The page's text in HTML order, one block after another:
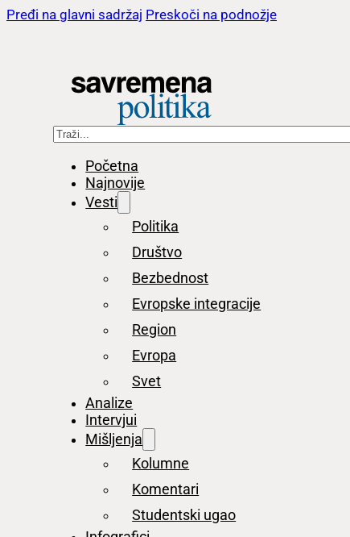
Pređi na glavni sadržaj Preskoči na podnožje
Pretraga
Početna
Najnovije
Vesti
Politika
Društvo
Bezbednost
Evropske integracije
Region
Evropa
Svet
Analize
Intervjui
Mišljenja
Kolumne
Komentari
Studentski ugao